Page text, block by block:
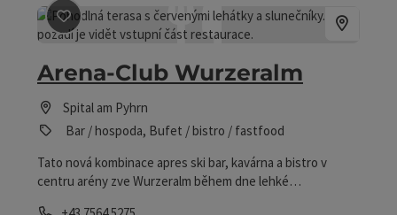
Označit příspěvek: Arena-Club Wurzeralm
Arena-Club Wurzeralm
Spital am Pyhrn
Bar / hospoda, Bufet / bistro / fastfood
Tato nová kombinace apres ski bar, kavárna a bistro v
centru arény zve Wurzeralm během dne lehké